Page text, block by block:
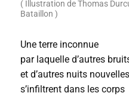
( Illustration de Thomas
Bataillon )
Une terre inconnue
par laquelle d’autres
et d’autres nuits nouvelles
s’infiltrent dans les corps